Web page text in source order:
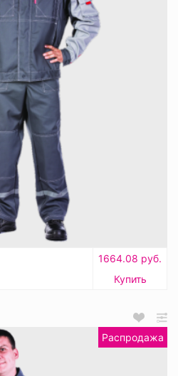
1664.08 руб.
Купить
Распродажа